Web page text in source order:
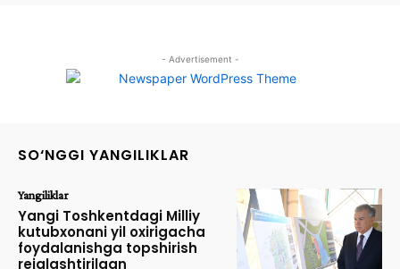
- Advertisement -
SO‘NGGI YANGILIKLAR
Yangiliklar
Yangi Toshkentdagi Milliy
kutubxonani yil oxirigacha
foydalanishga topshirish
rejalashtirilgan